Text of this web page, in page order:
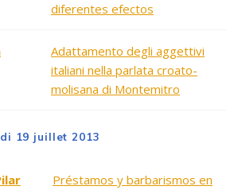
diferentes efectos
Adattamento degli aggettivi
italiani nella parlata croato-
molisana di Montemitro
19 juillet 2013
Préstamos y barbarismos en